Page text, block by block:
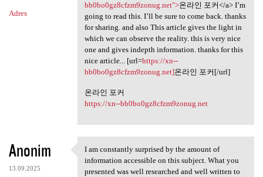
Adres
bb0bo0gz8cfzm9zonug.net">온라인 포커</a> I’m
going to read this. I’ll be sure to come back. thanks
for sharing. and also This article gives the light in
which we can observe the reality. this is very nice
one and gives indepth information. thanks for this
nice article... [url=https://xn--
bb0bo0gz8cfzm9zonug.net]온라인 포커[/url]
온라인 포커
https://xn--bb0bo0gz8cfzm9zonug.net
Anonim
13.09.2025
I am constantly surprised by
I am constantly surprised by the amount of
information accessible on this subject. What you
presented was well researched and well written to